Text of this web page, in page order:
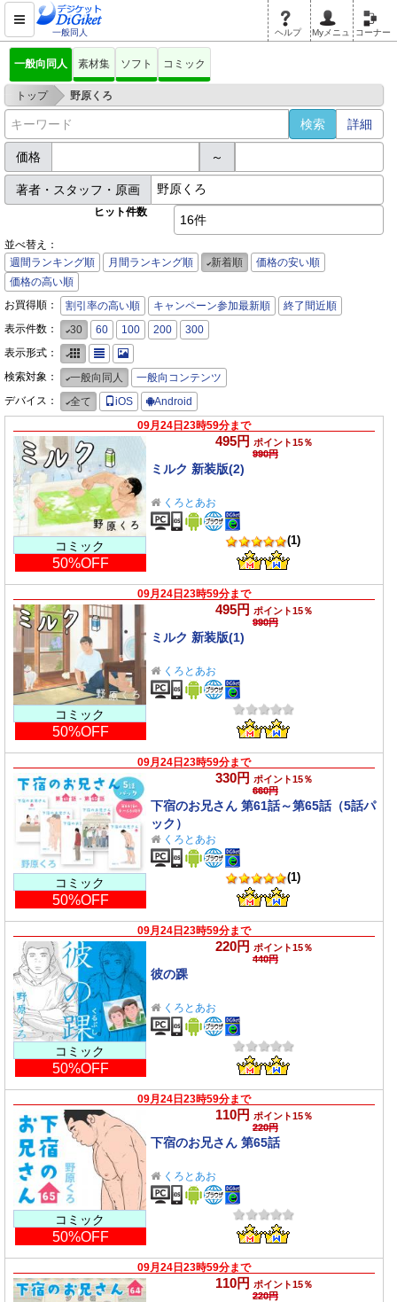
一般同人 ヘルプ Myメニュ コーナー
一般向同人 素材集 ソフト コミック
トップ > 野原くろ
詳細
価格 ～
著者・スタッフ・原画
ヒット件数
16件
並べ替え：
週間ランキング順
月間ランキング順 新着順
価格の安い順
価格の高い順
お買得順：
割引率の高い順 キャンペーン参加最新順
終了間近順
表示件数：
30 60 100 200
300
表示形式：
検索対象：
一般向同人
一般向コンテンツ
デバイス：
全て iOS
Android
09月24日23時59分まで
コミック
50%OFF
495円 ポイント15％
990円
ミルク 新装版(2)
くろとあお
(1)
09月24日23時59分まで
コミック
50%OFF
495円 ポイント15％
990円
ミルク 新装版(1)
くろとあお
09月24日23時59分まで
コミック
50%OFF
330円 ポイント15％
660円
下宿のお兄さん 第61話～第65話（5話パ
ック）
くろとあお
(1)
09月24日23時59分まで
コミック
50%OFF
220円 ポイント15％
440円
彼の踝
くろとあお
09月24日23時59分まで
コミック
50%OFF
110円 ポイント15％
220円
下宿のお兄さん 第65話
くろとあお
09月24日23時59分まで
110円 ポイント15％
220円